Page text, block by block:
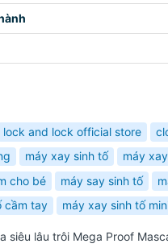
lock and lock official store
máy xay sinh tố máy
cho bé
máy say sinh tố
cầm tay
máy xay sinh tố
siêu lâu trôi Mega Proof